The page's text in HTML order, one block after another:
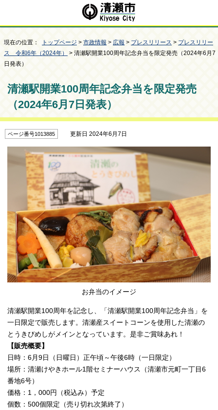
現在の位置： トップページ > 市政情報 > 広報 > プレスリリース > プレスリリー
ス 令和6年（2024年）
> 清瀬駅開業100周年記念弁当を限定発売（2024年6月7
日発表）
清瀬駅開業100周年記念弁当を限定発売
（2024年6月7日発表）
ページ番号1013885 更新日 2024年6月7日
お弁当のイメージ
清瀬駅開業100周年を記念し、「清瀬駅開業100周年記念弁当」を
一日限定で販売します。清瀬産スイートコーンを使用した清瀬の
とうきびめしがメインとなっています。是非ご賞味あれ！
【販売概要】
日時：6月9日（日曜日）正午頃～午後6時（一日限定）
場所：清瀬けやきホール1階セミナーハウス（清瀬市元町一丁目6
番地6号）
価格：1，000円（税込み）予定
個数：500個限定（売り切れ次第終了）